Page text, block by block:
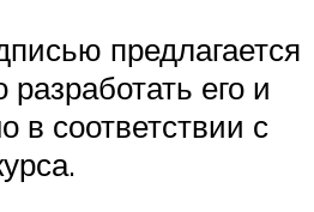
предлагается
его и
в соответствии с